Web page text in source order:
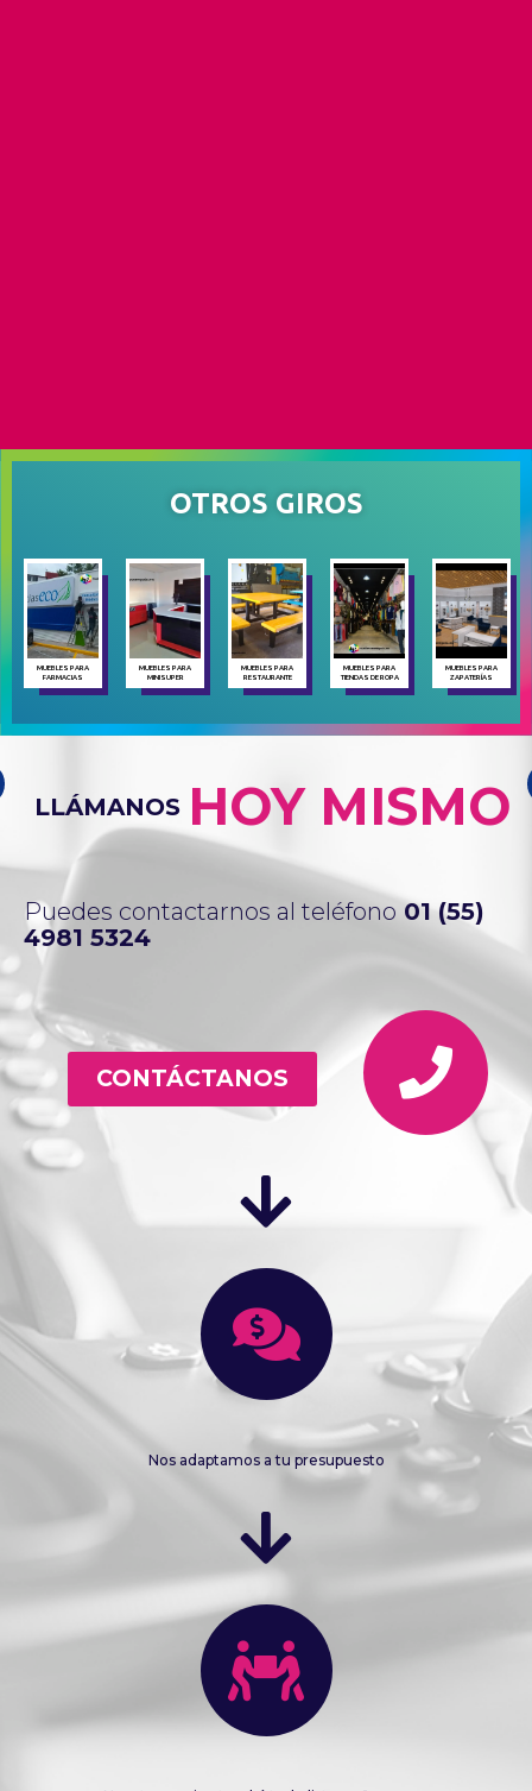
OTROS GIROS
MUEBLES PARA
FARMACIAS
MUEBLES PARA
MINISUPER
MUEBLES PARA
RESTAURANTE
MUEBLES PARA
TIENDAS DE ROPA
MUEBLES PARA
ZAPATERÍAS
LLÁMANOS HOY MISMO
Puedes contactarnos al teléfono 01 (55)
4981 5324
CONTÁCTANOS
Nos adaptamos a tu presupuesto